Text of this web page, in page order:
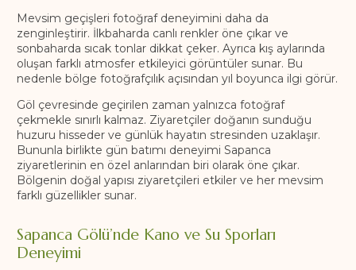
Mevsim geçişleri fotoğraf deneyimini daha da
zenginleştirir. İlkbaharda canlı renkler öne çıkar ve
sonbaharda sıcak tonlar dikkat çeker. Ayrıca kış aylarında
oluşan farklı atmosfer etkileyici görüntüler sunar. Bu
nedenle bölge fotoğrafçılık açısından yıl boyunca ilgi görür.
Göl çevresinde geçirilen zaman yalnızca fotoğraf
çekmekle sınırlı kalmaz. Ziyaretçiler doğanın sunduğu
huzuru hisseder ve günlük hayatın stresinden uzaklaşır.
Bununla birlikte gün batımı deneyimi Sapanca
ziyaretlerinin en özel anlarından biri olarak öne çıkar.
Bölgenin doğal yapısı ziyaretçileri etkiler ve her mevsim
farklı güzellikler sunar.
Sapanca Gölü’nde Kano ve Su Sporları
Deneyimi